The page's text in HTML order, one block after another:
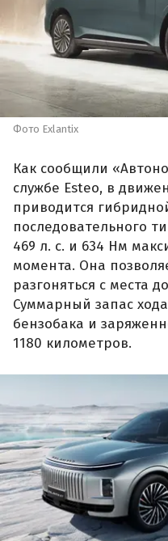
Фото Exlantix
Как сообщили
службе Esteo, в
приводится
последовательного
469 л. с. и 634 Нм
момента. Она
разгоняться с места
Суммарный запас
бензобака и
1180 километров.